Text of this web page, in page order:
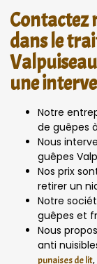
Contactez
dans le
une
Notre
de guêpes
Nous
guêpes
Nos prix
retirer un
Notre
guêpes et
Nous
anti
punaises de lit,